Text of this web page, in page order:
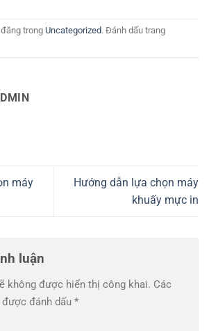
trong Uncategorized. Đánh dấu trang
máy
Hướng dẫn lựa chọn máy
khuấy mực in
luận
không được hiển thị công khai. Các
đánh dấu *